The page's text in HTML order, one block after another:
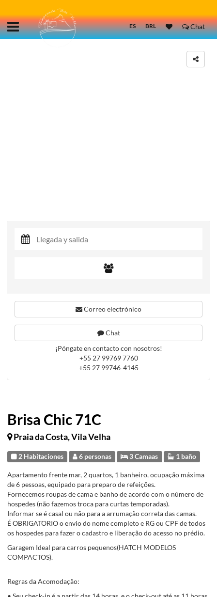
ES BRL Chat
Brisa Chic 71C
Praia da Costa, Vila Velha
2 Habitaciones 6 personas 3 Camaas 1 baño
Apartamento frente mar, 2 quartos, 1 banheiro, ocupação máxima
de 6 pessoas, equipado para preparo de refeições.
Fornecemos roupas de cama e banho de acordo com o número de
hospedes (não fazemos troca para curtas temporadas).
Informar se é casal ou não para a arrumação correta das camas.
É OBRIGATORIO o envio do nome completo e RG ou CPF de todos
os hospedes para fazer o cadastro e liberação do acesso no prédio.
Garagem Ideal para carros pequenos(HATCH MODELOS
COMPACTOS).
Regras da Acomodação:
Correo electrónico
Chat
¡Póngate en contacto con nosotros!
+55 27 99769 7760
+55 27 99746-4145